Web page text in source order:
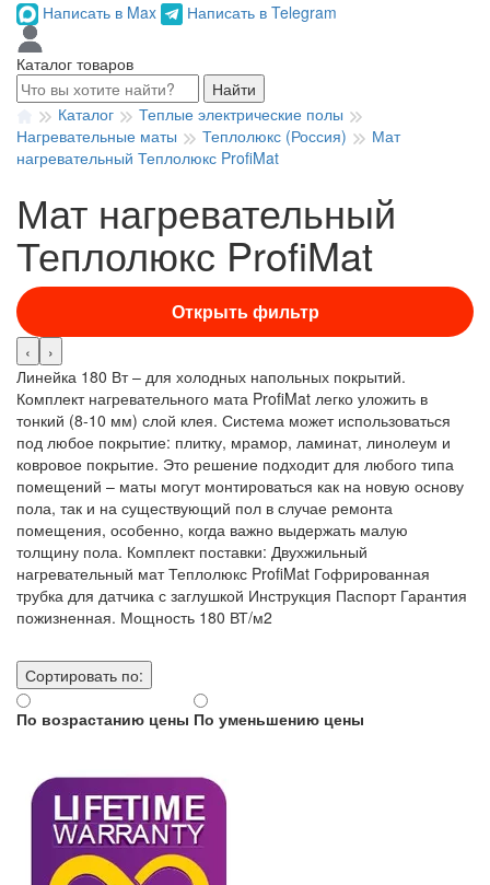
Написать в Max
Написать в Telegram
Каталог товаров
Найти
Каталог
Теплые электрические полы
Нагревательные маты
Теплолюкс (Россия)
Мат
нагревательный Теплолюкс ProfiMat
Мат нагревательный
Теплолюкс ProfiMat
Открыть фильтр
‹
›
Линейка 180 Вт – для холодных напольных покрытий.
Комплект нагревательного мата ProfiMat легко уложить в
тонкий (8-10 мм) слой клея. Система может использоваться
под любое покрытие: плитку, мрамор, ламинат, линолеум и
ковровое покрытие. Это решение подходит для любого типа
помещений – маты могут монтироваться как на новую основу
пола, так и на существующий пол в случае ремонта
помещения, особенно, когда важно выдержать малую
толщину пола. Комплект поставки: Двухжильный
нагревательный мат Теплолюкс ProfiMat Гофрированная
трубка для датчика с заглушкой Инструкция Паспорт Гарантия
пожизненная. Мощность 180 ВТ/м2
Сортировать по:
По возрастанию цены По уменьшению цены